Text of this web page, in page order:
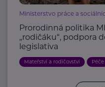
Ministerstvo práce a
Prorodinná politika
„rodičáku“, podpora
legislativa
Mateřství a rodičovství Péče